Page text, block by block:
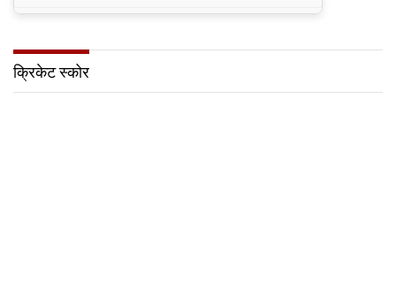
● जन-कल्याणकारी तथा हितग्राही मूलक योजनाओं को अधिक
प्रभावी बनाने के लिए अनुशंसाएं देने उच्च स्तरीय समिति गठित
क्रिकेट स्कोर